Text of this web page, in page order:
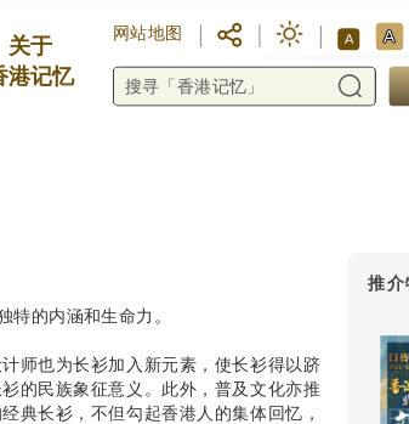
关于
港记忆
网站地图 A A
特的内涵和生命力。
师也为长衫加入新元素，使长衫得以跻
的民族象征意义。此外，普及文化亦推
典长衫，不但勾起香港人的集体回忆，
推介